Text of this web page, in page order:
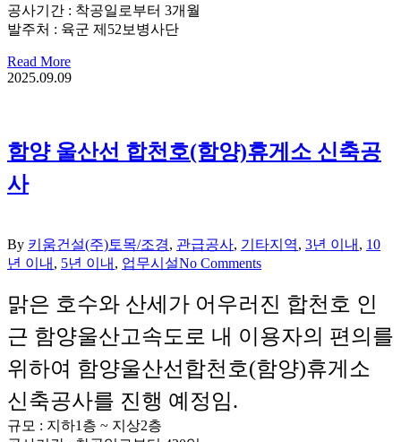
공사기간 : 착공일로부터 3개월
발주처 : 육군 제52보병사단
Read More
2025.09.09
함양 울산선 합천호(함양)휴게소 신축공
사
By 키움건설(주)토목/조경, 관급공사, 기타지역, 3년 이내 , 10
년 이내 , 5년 이내 , 업무시설No Comments
맑은 호수와 산세가 어우러진 합천호 인
근 함양울산고속도로 내 이용자의 편의를
위하여 함양울산선합천호(함양)휴게소
신축공사를 진행 예정임.
규모 : 지하1층 ~ 지상2층